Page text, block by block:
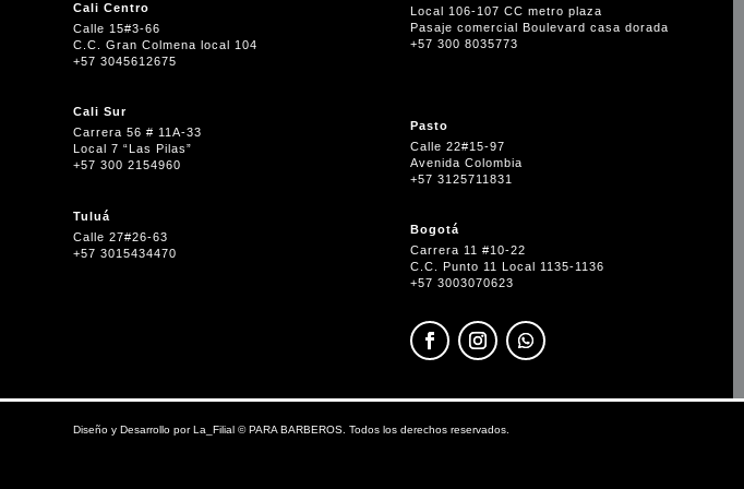
Cali Centro
Calle 15#3-66
C.C. Gran Colmena local 104
+57 3045612675
Cali Sur
Carrera 56 # 11A-33
Local 7 “Las Pilas”
+57 300 2154960
Tuluá
Calle 27#26-63
+57 3015434470
Local 106-107 CC metro plaza
Pasaje comercial Boulevard casa dorada
+57 300 8035773
Pasto
Calle 22#15-97
Avenida Colombia
+57 3125711831
Bogotá
Carrera 11 #10-22
C.C. Punto 11 Local 1135-1136
+57 3003070623
Diseño y Desarrollo por La_Filial © PARA BARBEROS. Todos los derechos reservados.